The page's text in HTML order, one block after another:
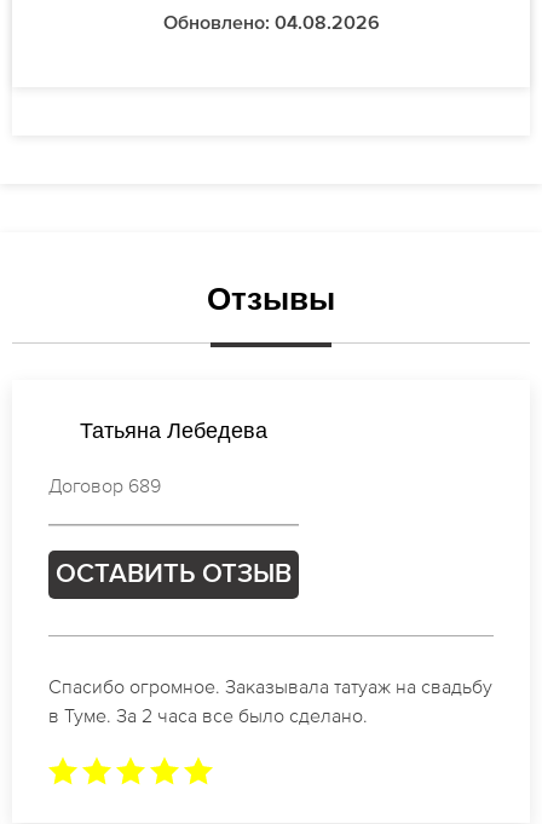
Обновлено: 04.08.2026
Отзывы
Татьяна Лебедева
Договор 689
ОСТАВИТЬ ОТЗЫВ
Спасибо огромное. Заказывала татуаж на свадьбу
в Туме. За 2 часа все было сделано.